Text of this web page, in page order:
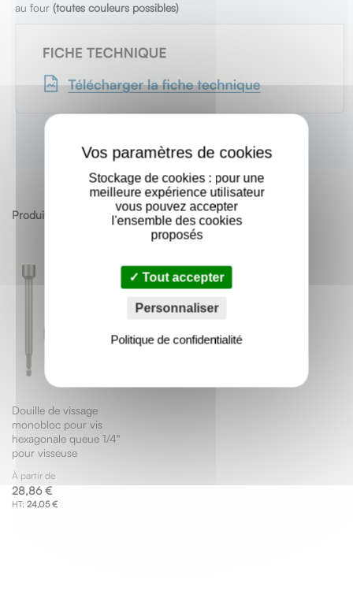
au four(toutes couleurs possibles)
Produits apparentés
Douille de vissage
monobloc pour vis
hexagonale queue 1/4"
pour visseuse
À partir de
28,86 €
24,05 €
Stockage de cookies : pour une
meilleure expérience utilisateur
vous pouvez accepter
l'ensemble des cookies
proposés
Tout accepter
Personnaliser
Politique de confidentialité